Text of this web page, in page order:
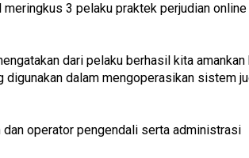
3 pelaku praktek perjudian
dari pelaku berhasil kita amankan
dalam mengoperasikan sistem
operator pengendali serta administrasi